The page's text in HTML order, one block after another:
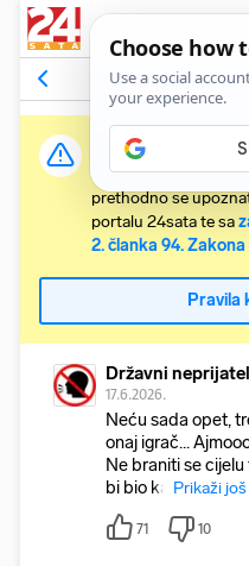
Komentari1054
Važna obavijest:
Svaki korisnik koji
prethodno se
portalu 24sata te sa
2. članka 94. Zakona
Pravila
Državni
17.6.2026.
Neću sada opet,
onaj igrač...
Ne braniti se
bi bio ka Prikaži
71 10